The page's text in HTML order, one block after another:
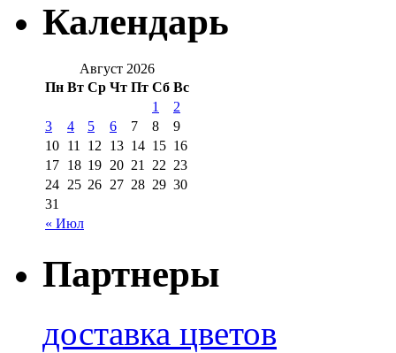
Календарь
Август 2026
Пн Вт Ср Чт Пт Сб Вс
« Июл
1
2
3
4 5 6 7 8
9
10 11 12 13 14 15 16
17 18 19 20 21 22 23
24 25 26 27 28 29 30
31
Партнеры
доставка цветов